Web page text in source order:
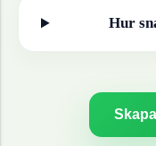
Hur